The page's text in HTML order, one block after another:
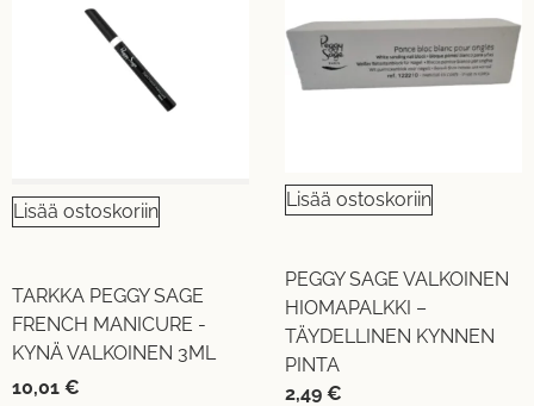
Lisää ostoskoriin
TARKKA PEGGY SAGE
FRENCH MANICURE -
KYNÄ VALKOINEN 3ML
10,01 €
Lisää ostoskoriin
PEGGY SAGE VALKOINEN
HIOMAPALKKI –
TÄYDELLINEN KYNNEN
PINTA
2,49 €